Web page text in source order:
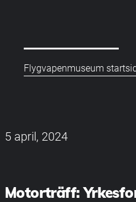
Flygvapenmuseum
5 april, 2024
Motorträff: